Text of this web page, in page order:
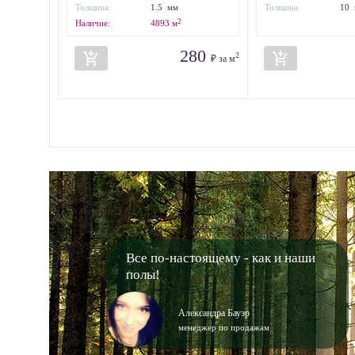
упаковки:
Толщина:
1.5 мм
Наличие:
4893 м2
add_shopping_cart 280₽ за м2
упаковки:
Толщина:
10
add_shopping_cart
Все по-настоящему - как и наши
полы!
Александра Бауэр
менеджер по продажам